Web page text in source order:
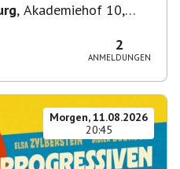
, Akademiehof 10,
2
ANMELDUNGEN
Morgen, 11.08.2026
20:45